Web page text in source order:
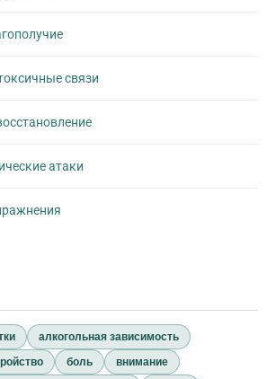
связи
атаки
алкогольная зависимость
боль
внимание